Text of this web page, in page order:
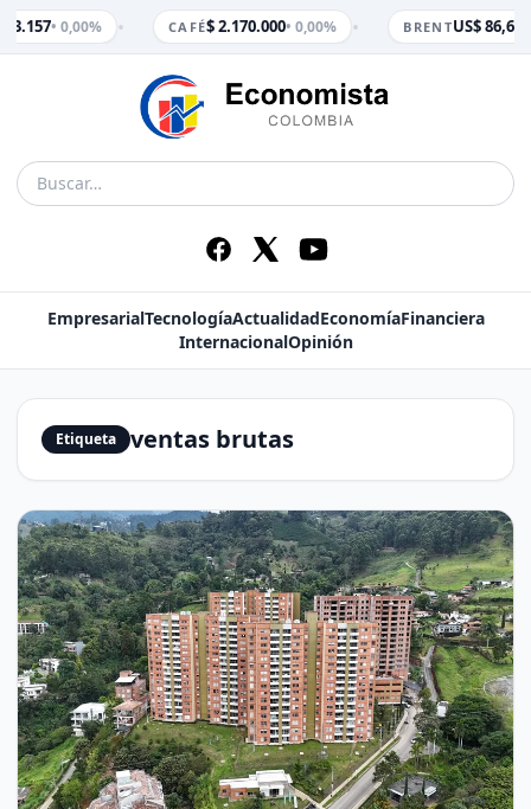
3.157• 0,00% • CAFÉ$ 2.170.000• 0,00% • BRENTUS$ 86,65
EmpresarialTecnologíaActualidadEconomíaFinanciera
InternacionalOpinión
Etiqueta ventas brutas